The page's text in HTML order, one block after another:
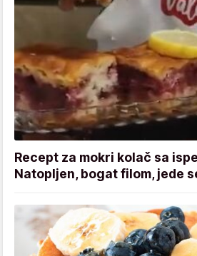
Recept za mokri kolač sa
Natopljen, bogat filom, jede